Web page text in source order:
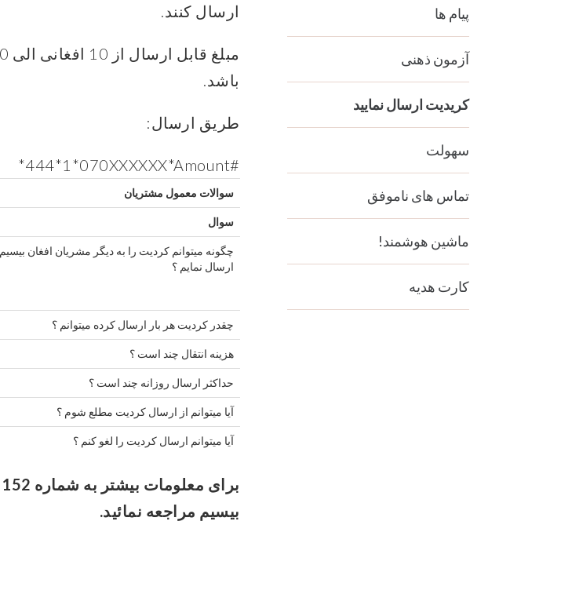
پیام ها
آزمون ذهنی
کریدیت ارسال نمایید
سهولت
تماس های ناموفق
ماشین هوشمند!
کارت هدیه
ارسال کنند.
باشد.
طریق ارسال:
*444*1*070XXXXXX*Amount#
سوالات معمول مشتریان
سوال
چگونه میتوانم کردیت را به دیگر مشریان افغان بیسیم
ارسال نمایم ؟
چقدر کردیت هر بار ارسال کرده میتوانم ؟
هزینه انتقال چند است ؟
حداکثر ارسال روزانه چند است ؟
آیا میتوانم از ارسال کردیت مطلع شوم ؟
آیا میتوانم ارسال کردیت را لغو کنم ؟
بیسیم مراجعه نمائید.